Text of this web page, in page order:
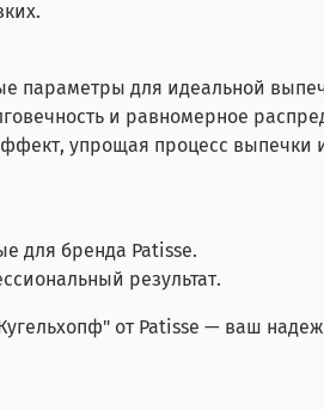
параметры для идеальной
и равномерное
упрощая процесс выпечки
для бренда Patisse.
результат.
от Patisse — ваш